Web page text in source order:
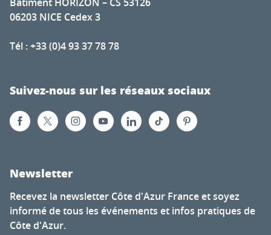
06203 NICE Cedex 3
Tél : +33 (0)4 93 37 78 78
Suivez-nous sur les réseaux sociaux
Newsletter
Recevez la newsletter Côte d'Azur France et soyez
informé de tous les événements et infos pratiques de
Côte d'Azur.